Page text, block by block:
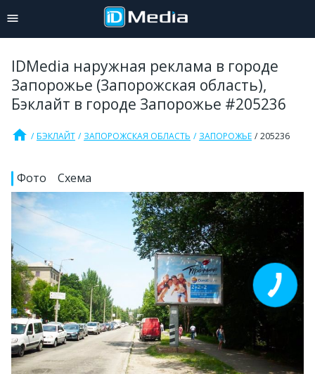
IDMedia наружная реклама в городе
Запорожье (Запорожская область),
Бэклайт в городе Запорожье #205236
home БЭКЛАЙТ ЗАПОРОЖСКАЯ ОБЛАСТЬ ЗАПОРОЖЬЕ 205236
Фото Схема